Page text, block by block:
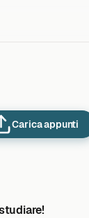
Carica appunti